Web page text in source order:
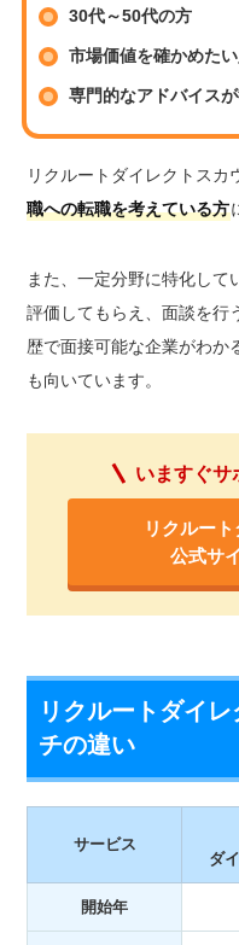
30代～50代の方
市場価値を確かめた
専門的なアドバイス
リクルートダイレクトスカ
職への転職を考えている方
また、一定分野に特化して
評価してもらえ、面談を行
歴で面接可能な企業がわか
も向いています。
いますぐサ
リクルー
公式サ
リクルートダイ
チの違い
サービス
ダ
開始年